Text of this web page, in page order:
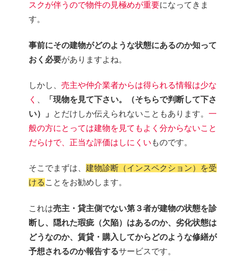
スクが伴うので物件の見極めが重要になってきま
す。
事前にその建物がどのような状態にあるのか知って
おく必要がありますよね。
しかし、 売主や仲介業者からは得られる情報は少な
く
「現物を見て下さい。（そちらで判断して下さ
い）」
とだけしか伝えられないこともあります。 一
般の方にとっては建物を見てもよく分からないこと
だらけで、正当な評価はしにくい ものです。
そこでまずは、 建物診断（インスペクション）を受
ける ことをお勧めします。
これは売主・貸主側でない第３者が建物の状態を診
断し、隠れた瑕疵（欠陥）はあるのか、劣化状態は
どうなのか、賃貸・購入してからどのような修繕が
予想されるのか報告するサービスです。